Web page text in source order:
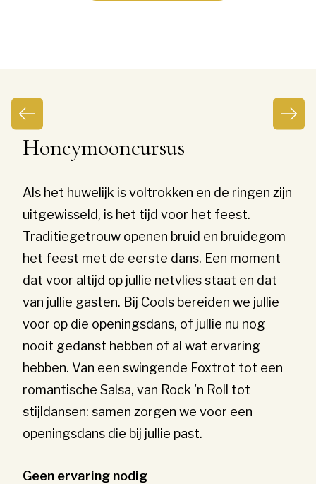
Honeymooncursus
Als het huwelijk is voltrokken en de ringen zijn
uitgewisseld, is het tijd voor het feest.
Traditiegetrouw openen bruid en bruidegom
het feest met de eerste dans. Een moment
dat voor altijd op jullie netvlies staat en dat
van jullie gasten. Bij Cools bereiden we jullie
voor op die openingsdans, of jullie nu nog
nooit gedanst hebben of al wat ervaring
hebben. Van een swingende Foxtrot tot een
romantische Salsa, van Rock 'n Roll tot
stijldansen: samen zorgen we voor een
openingsdans die bij jullie past.
Geen ervaring nodig